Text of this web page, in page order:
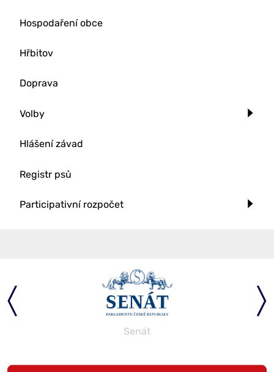
Hospodaření obce
Hřbitov
Doprava
Volby
Hlášení závad
Registr psů
Participativní rozpočet
Senát